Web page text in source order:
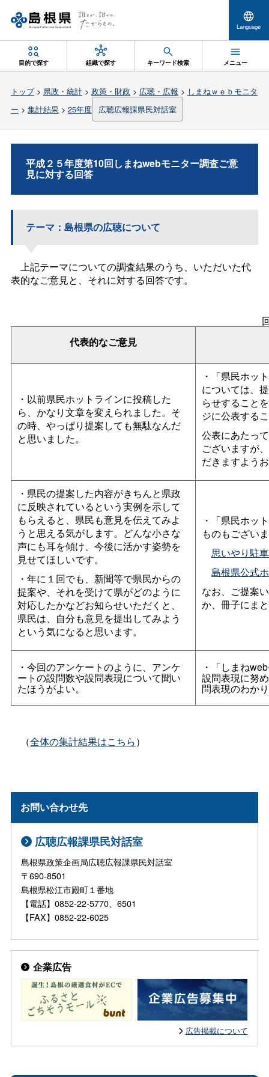
Language
目的で探す 組織で探す キーワード検索 メニュー
トップ> 県政・統計> 政策・財政 > 広聴・広報 > しまねｗｅｂモニタ
ー > 集計結果> 25年度 広聴広報課県民対話室
平成２５年度第10回しまねwebモニター調査ご意
見に対する回答
テーマ：島根県の広聴について
上記テーマについての調査結果のうち、いただいた代
表的なご意見と、それに対する回答です。
代表的なご意見
・以前県民ホットラインに投稿した
ら、かなり文章を変えられました。そ
の時、やっぱり提案しても無駄なんだ
と思いました。
・「県民ホッ
については、
らせすること
ジに公表する
公表にあたっ
ございますが
だきますよう
・県民の提案した内容がきちんと県政
に反映されているという実例を示して
もらえると、県民も意見を伝えてみよ
うと思える気がします。どんな小さな
声にも耳を傾け、今後に活かす姿勢を
見せてほしいです。
・年に１回でも、新聞等で県民からの
提案や、それを受けて県がどのように
対応したかなどお知らせいただくと、
県民は、自分も意見を提出してみよう
という気になると思います。
・「県民ホッ
ものもござい
思いやり駐
島根県公式
なお、ご提案
か、冊子にま
・今回のアンケートのように、アンケ
ートの設問数や設問表現について聞い
たほうがよい。
・「しまね
設問表現に努
問表現のわか
（全体の集計結果はこちら）
お問い合わせ先
広聴広報課県民対話室
島根県政策企画局広聴広報課県民対話室
〒690-8501
島根県松江市殿町１番地
【電話】0852-22-5770、6501
【FAX】0852-22-6025
企業広告
広告掲載について